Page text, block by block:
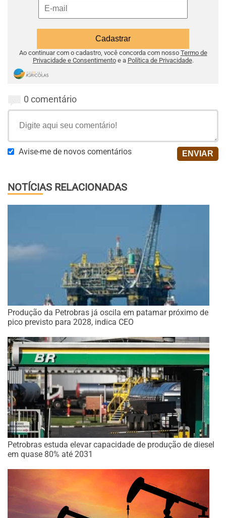
Ao continuar com o cadastro, você concorda com nosso Termo de
Privacidade e Consentimentoe a Política de Privacidade.
0 comentário
Avise-me de novos comentários
NOTÍCIAS RELACIONADAS
Produção da Petrobras já oscila em patamar próximo de
pico previsto para 2028, indica CEO
Petrobras estuda elevar capacidade de produção de diesel
em quase 80% até 2031